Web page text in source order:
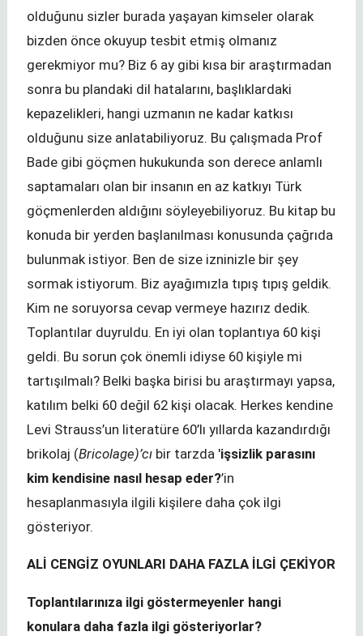
olduğunu sizler burada yaşayan kimseler olarak
bizden önce okuyup tesbit etmiş olmanız
gerekmiyor mu? Biz 6 ay gibi kısa bir araştırmadan
sonra bu plandaki dil hatalarını, başlıklardaki
kepazelikleri, hangi uzmanın ne kadar katkısı
olduğunu size anlatabiliyoruz. Bu çalışmada Prof
Bade gibi göçmen hukukunda son derece anlamlı
saptamaları olan bir insanın en az katkıyı Türk
göçmenlerden aldığını söyleyebiliyoruz. Bu kitap bu
konuda bir yerden başlanılması konusunda çağrıda
bulunmak istiyor. Ben de size izninizle bir şey
sormak istiyorum. Biz ayağımızla tıpış tıpış geldik.
Kim ne soruyorsa cevap vermeye hazırız dedik.
Toplantılar duyruldu. En iyi olan toplantıya 60 kişi
geldi. Bu sorun çok önemli idiyse 60 kişiyle mi
tartışılmalı? Belki başka birisi bu araştırmayı yapsa,
katılım belki 60 değil 62 kişi olacak. Herkes kendine
Levi Strauss’un literatüre 60’lı yıllarda kazandırdığı
brikolaj (Bricolage)’cı bir tarzda 'işsizlik parasını
kim kendisine nasıl hesap eder?’in
hesaplanmasıyla ilgili kişilere daha çok ilgi
gösteriyor.
ALİ CENGİZ OYUNLARI DAHA FAZLA İLGİ ÇEKİYOR
Toplantılarınıza ilgi göstermeyenler hangi
konulara daha fazla ilgi gösteriyorlar?